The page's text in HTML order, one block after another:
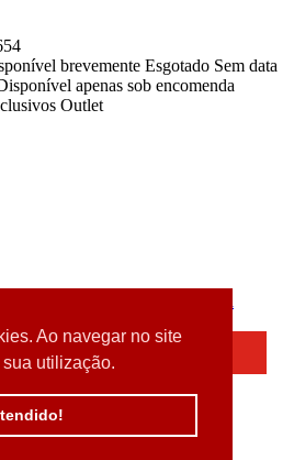
Ao navegar no site
utilização.
brevemente Esgotado Sem data
apenas sob encomenda
Outlet
browser desatualizado